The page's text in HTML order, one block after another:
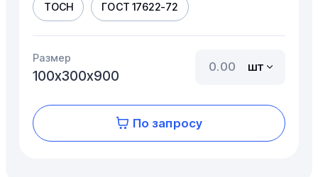
ТОСН ГОСТ 17622-72
Размер
100х300х900
шт
По запросу